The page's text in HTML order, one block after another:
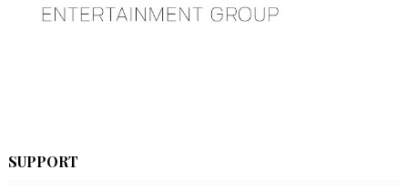
SUPPORT